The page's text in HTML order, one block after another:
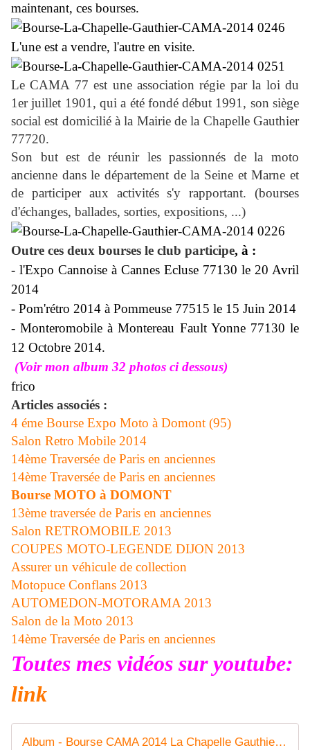
maintenant, ces bourses.
L'une est a vendre, l'autre en visite.
Le CAMA 77 est une association régie par la loi du
1er juillet 1901, qui a été fondé début 1991, son siège
social est domicilié à la Mairie de la Chapelle Gauthier
77720.
Son but est de réunir les passionnés de la moto
ancienne dans le département de la Seine et Marne et
de participer aux activités s'y rapportant. (bourses
d'échanges, ballades, sorties, expositions, ...)
Outre ces deux bourses le club participe, à :
- l'Expo Cannoise à Cannes Ecluse 77130 le 20 Avril
2014
- Pom'rétro 2014 à Pommeuse 77515 le 15 Juin 2014
- Monteromobile à Montereau Fault Yonne 77130 le
12 Octobre 2014.
(Voir mon album 32 photos ci dessous)
frico
Articles associés :
4 éme Bourse Expo Moto à Domont (95)
Salon Retro Mobile 2014
14ème Traversée de Paris en anciennes
14ème Traversée de Paris en anciennes
Bourse MOTO à DOMONT
13ème traversée de Paris en anciennes
Salon RETROMOBILE 2013
COUPES MOTO-LEGENDE DIJON 2013
Assurer un véhicule de collection
Motopuce Conflans 2013
AUTOMEDON-MOTORAMA 2013
Salon de la Moto 2013
14ème Traversée de Paris en anciennes
Toutes mes vidéos sur youtube:
link
Album - Bourse CAMA 2014 La Chapelle Gauthier - frico-racing-passion moto